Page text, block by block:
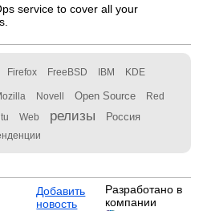
service to cover all your
Firefox FreeBSD IBM KDE
Novell Open Source Red
Web релизы Россия
Добавить
новость
Разработано в
компании